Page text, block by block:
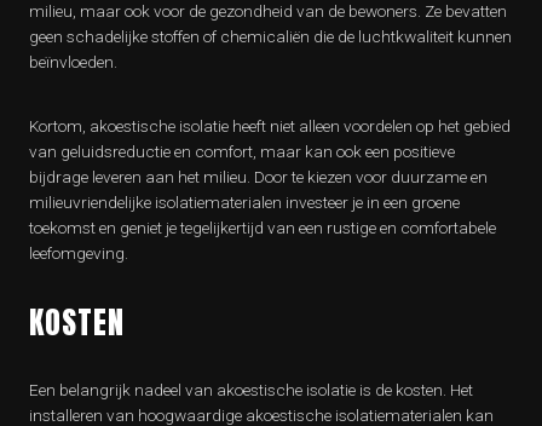
milieu, maar ook voor de gezondheid van de bewoners. Ze bevatten
geen schadelijke stoffen of chemicaliën die de luchtkwaliteit kunnen
beïnvloeden.
Kortom, akoestische isolatie heeft niet alleen voordelen op het gebied
van geluidsreductie en comfort, maar kan ook een positieve
bijdrage leveren aan het milieu. Door te kiezen voor duurzame en
milieuvriendelijke isolatiematerialen investeer je in een groene
toekomst en geniet je tegelijkertijd van een rustige en comfortabele
leefomgeving.
KOSTEN
Een belangrijk nadeel van akoestische isolatie is de kosten. Het
installeren van hoogwaardige akoestische isolatiematerialen kan